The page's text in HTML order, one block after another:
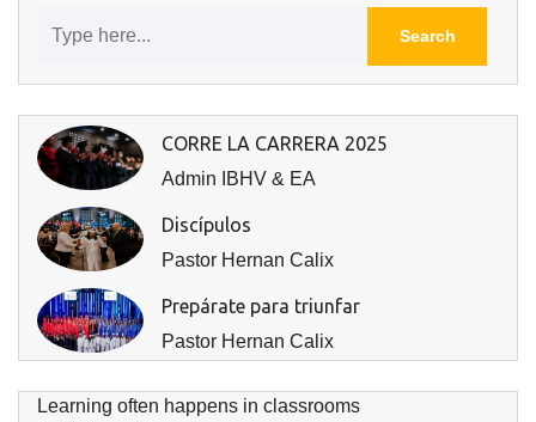
CORRE LA CARRERA 2025
Admin IBHV & EA
Discípulos
Pastor Hernan Calix
Prepárate para triunfar
Pastor Hernan Calix
Learning often happens in classrooms